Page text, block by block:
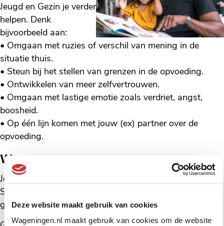
Deze website maakt gebruik van cookies
Wageningen.nl maakt gebruik van cookies om de website
Jeugd en Gezin je verder
helpen. Denk
bijvoorbeeld aan:
• Omgaan met ruzies of verschil van mening in de
situatie thuis.
• Steun bij het stellen van grenzen in de opvoeding.
• Ontwikkelen van meer zelfvertrouwen.
• Omgaan met lastige emotie zoals verdriet, angst,
boosheid.
• Op één lijn komen met jouw (ex) partner over de
opvoeding.
Waar en wanneer
Je bent welkom vrijdag van 9.00-13.00 uur in het
Startpunt, Rooseveltweg 408a Wageningen. Het is
gratis voor inwoners uit Wageningen.